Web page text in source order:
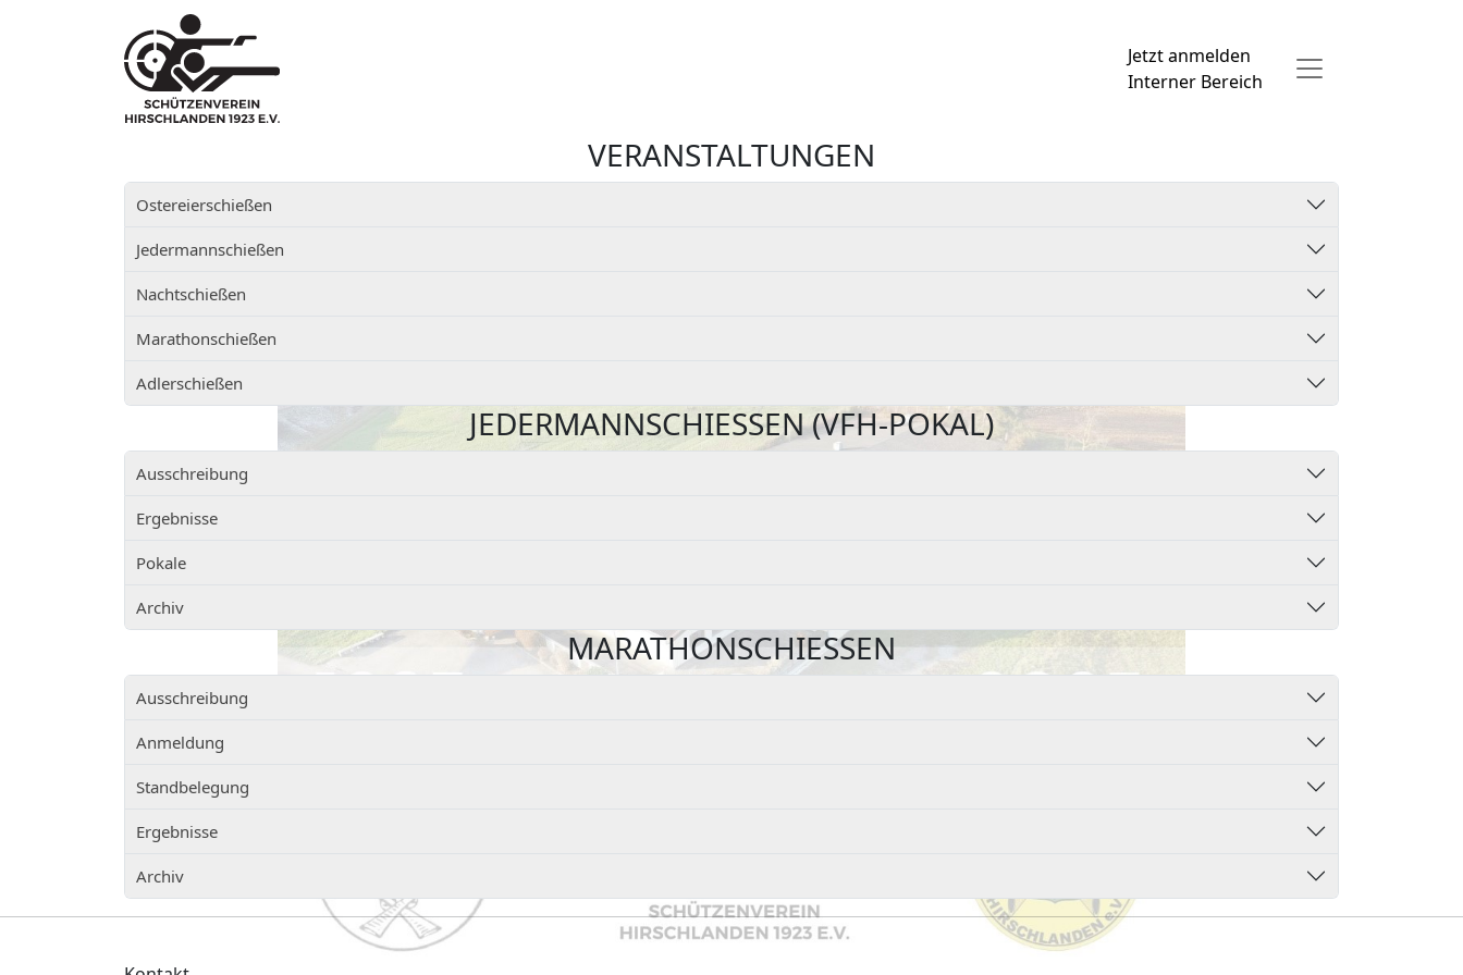
Jetzt anmelden
Interner Bereich
VERANSTALTUNGEN
Ostereierschießen
Jedermannschießen
Nachtschießen
Marathonschießen
Adlerschießen
JEDERMANNSCHIESSEN (VFH-POKAL)
Ausschreibung
Ergebnisse
Pokale
Archiv
MARATHONSCHIESSEN
Ausschreibung
Anmeldung
Standbelegung
Ergebnisse
Archiv